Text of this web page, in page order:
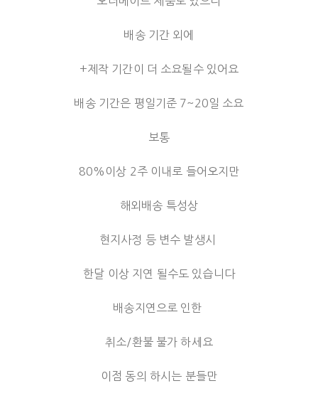
배송 기간 외에
+제작 기간이 더 소요될수 있어요
배송 기간은 평일기준 7~20일 소요
보통
80%이상 2주 이내로 들어오지만
해외배송 특성상
현지사정 등 변수 발생시
한달 이상 지연 될수도 있습니다
배송지연으로 인한
취소/환불 불가 하세요
이점 동의 하시는 분들만